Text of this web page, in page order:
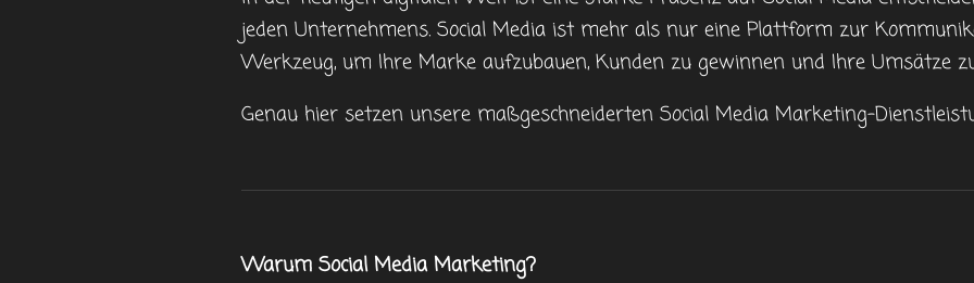
jeden Unternehmens. Social Media ist mehr als nur eine Plattform zur
Werkzeug, um Ihre Marke aufzubauen, Kunden zu gewinnen und Ihre Umsätze
Genau hier setzen unsere maßgeschneiderten Social Media Marketing-
Warum Social Media Marketing?